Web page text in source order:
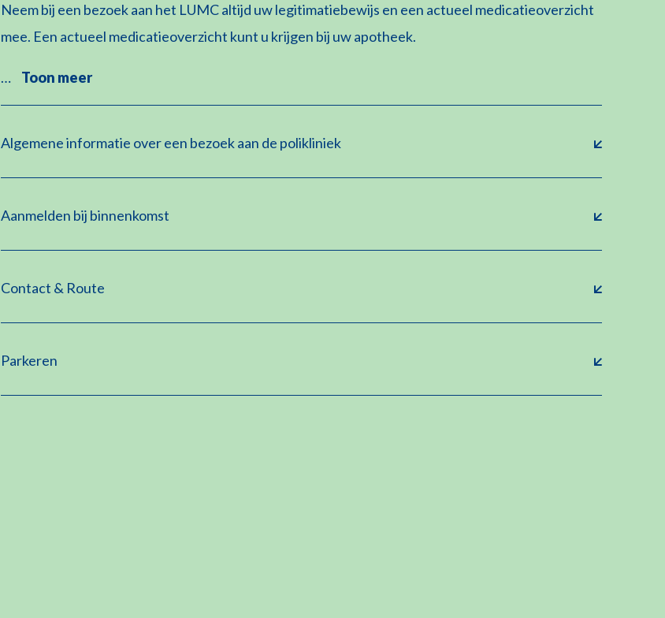
Neem bij een bezoek aan het LUMC altijd uw legitimatiebewijs en een actueel medicatieoverzicht
mee. Een actueel medicatieoverzicht kunt u krijgen bij uw apotheek.
… Toon meer
Algemene informatie over een bezoek aan de polikliniek
Aanmelden bij binnenkomst
Contact & Route
Parkeren